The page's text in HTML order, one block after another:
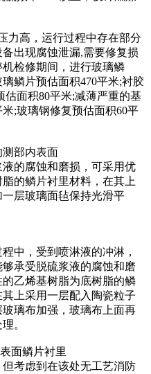
力高，运行过程中存在部分
出现腐蚀泄漏,需要修复损
检修期间，进行玻璃鳞
鳞片预估面积470平米;衬胶
估面积80平米;减薄严重的基
;玻璃钢修复预估面积60平
测部内表面
的腐蚀和磨损，可采用优
的鳞片衬里材料，在其上
层玻璃面毡保持光滑平
中，受到喷淋液的冲淋，
承受脱硫浆液的腐蚀和磨
乙烯基树脂为底树脂的鳞
上采用一层配入陶瓷粒子
璃布加强，玻璃布上面再
。
面鳞片衬里
考虑到在该处无工艺消防